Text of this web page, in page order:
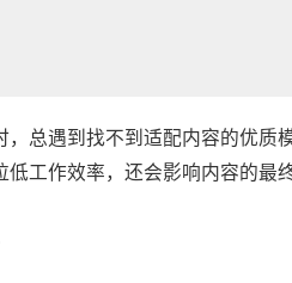
，总遇到找不到适配内容的优质
工作效率，还会影响内容的最